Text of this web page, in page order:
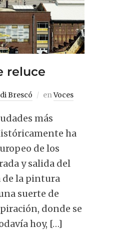
reluce
Brescó enVoces
más
ha
de los
y salida del
de la pintura
suerte de
donde se
hoy, […]